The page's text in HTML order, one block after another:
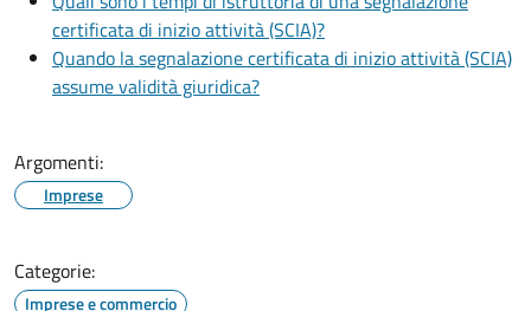
certificata di inizio attività (SCIA)?
Quando la segnalazione certificata di inizio attività (SCIA)
assume validità giuridica?
Argomenti:
Imprese
Categorie:
Imprese e commercio